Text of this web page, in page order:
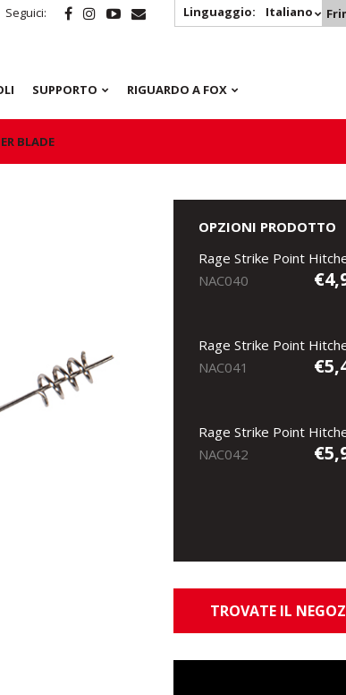
Seguici: Linguaggio: Italiano
SUPPORTO RIGUARDO A FOX
BLADE
OPZIONI PRODOTTO
Rage Strike Point
NAC040
Rage Strike Point
NAC041
Rage Strike Point
NAC042
TROVATE IL